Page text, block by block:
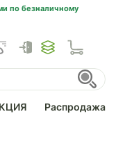
по безналичному
Распродажа